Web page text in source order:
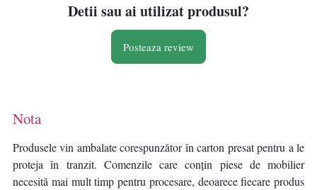
Detii sau ai utilizat produsul?
Posteaza review
Nota
Produsele vin ambalate corespunzător în carton presat pentru a le
proteja în tranzit. Comenzile care conțin piese de mobilier
necesită mai mult timp pentru procesare, deoarece fiecare produs